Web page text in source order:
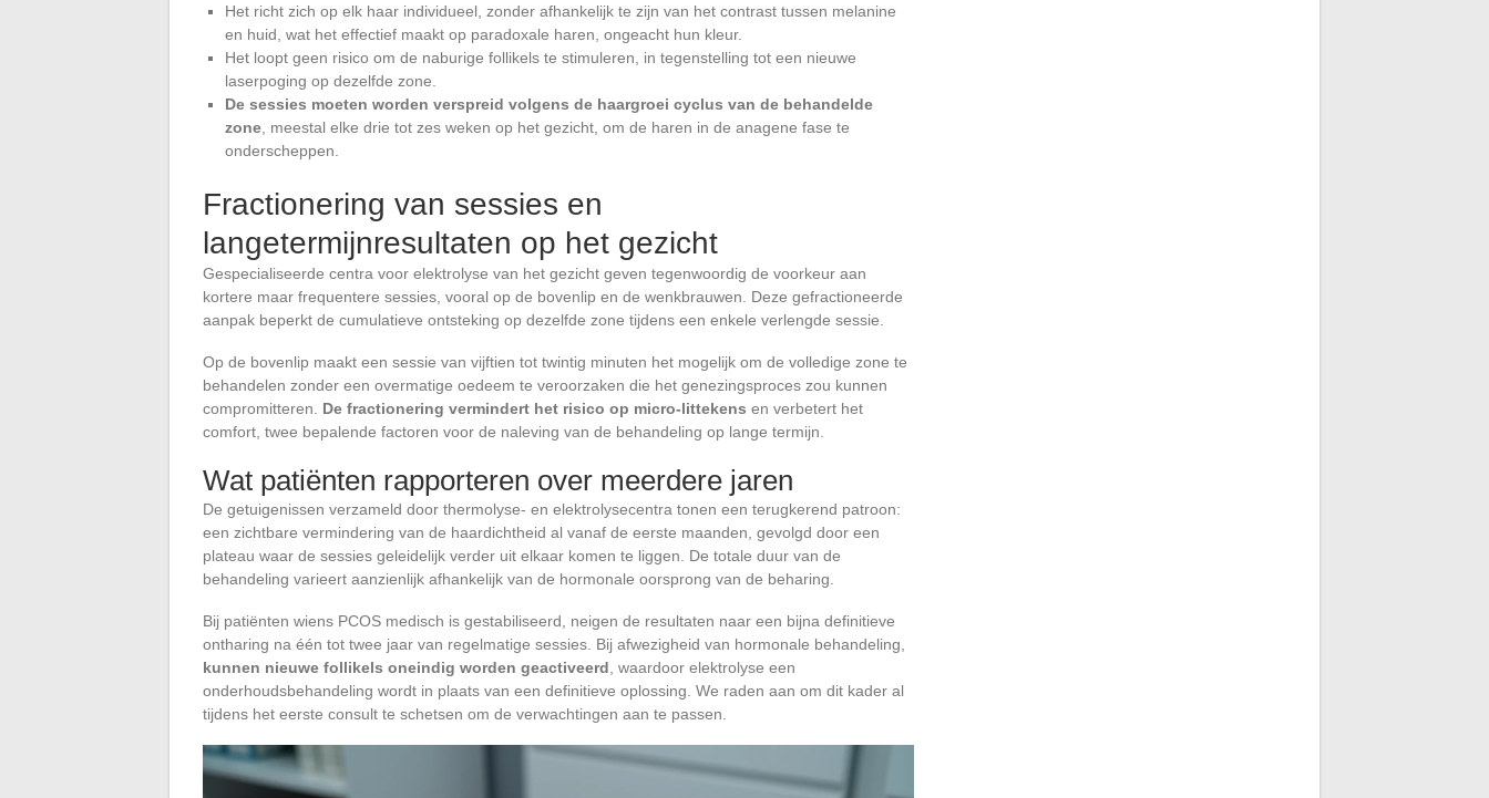
Het richt zich op elk haar individueel, zonder afhankelijk te zijn van het contrast tussen melanine
en huid, wat het effectief maakt op paradoxale haren, ongeacht hun kleur.
Het loopt geen risico om de naburige follikels te stimuleren, in tegenstelling tot een nieuwe
laserpoging op dezelfde zone.
De sessies moeten worden verspreid volgens de haargroei cyclus van de behandelde
zone , meestal elke drie tot zes weken op het gezicht, om de haren in de anagene fase te
onderscheppen.
Fractionering van sessies en
langetermijnresultaten op het gezicht
Gespecialiseerde centra voor elektrolyse van het gezicht geven tegenwoordig de voorkeur aan
kortere maar frequentere sessies, vooral op de bovenlip en de wenkbrauwen. Deze gefractioneerde
aanpak beperkt de cumulatieve ontsteking op dezelfde zone tijdens een enkele verlengde sessie.
Op de bovenlip maakt een sessie van vijftien tot twintig minuten het mogelijk om de volledige zone te
behandelen zonder een overmatige oedeem te veroorzaken die het genezingsproces zou kunnen
compromitteren. De fractionering vermindert het risico op micro-littekens en verbetert het
comfort, twee bepalende factoren voor de naleving van de behandeling op lange termijn.
Wat patiënten rapporteren over meerdere jaren
De getuigenissen verzameld door thermolyse- en elektrolysecentra tonen een terugkerend patroon:
een zichtbare vermindering van de haardichtheid al vanaf de eerste maanden, gevolgd door een
plateau waar de sessies geleidelijk verder uit elkaar komen te liggen. De totale duur van de
behandeling varieert aanzienlijk afhankelijk van de hormonale oorsprong van de beharing.
Bij patiënten wiens PCOS medisch is gestabiliseerd, neigen de resultaten naar een bijna definitieve
ontharing na één tot twee jaar van regelmatige sessies. Bij afwezigheid van hormonale behandeling,
kunnen nieuwe follikels oneindig worden geactiveerd , waardoor elektrolyse een
onderhoudsbehandeling wordt in plaats van een definitieve oplossing. We raden aan om dit kader al
tijdens het eerste consult te schetsen om de verwachtingen aan te passen.